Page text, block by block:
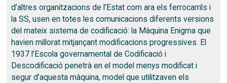
d’altres organitzacions de l’Estat com ara els ferrocarrils i
la SS, usen en totes les comunicacions diferents versions
del mateix sistema de codificació: la Màquina Enigma que
havien millorat mitjançant modificacions progressives. El
1937 l’Escola governamental de Codificació i
Descodificació penetrà en el model menys modificat i
segur d’aquesta màquina, model que utilitzaven els